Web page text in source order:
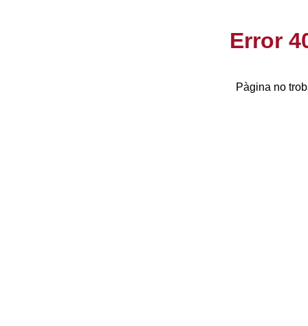
Error
Pàgina no